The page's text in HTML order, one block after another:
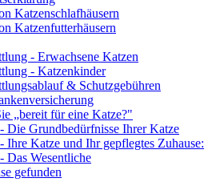
Katzenschlafhäusern
Katzenfutterhäusern
- Erwachsene Katzen
- Katzenkinder
& Schutzgebühren
„bereit für eine Katze?"
Die Grundbedürfnisse Ihrer Katze
Ihre Katze und Ihr gepflegtes Zuhause:
Das Wesentliche
gefunden